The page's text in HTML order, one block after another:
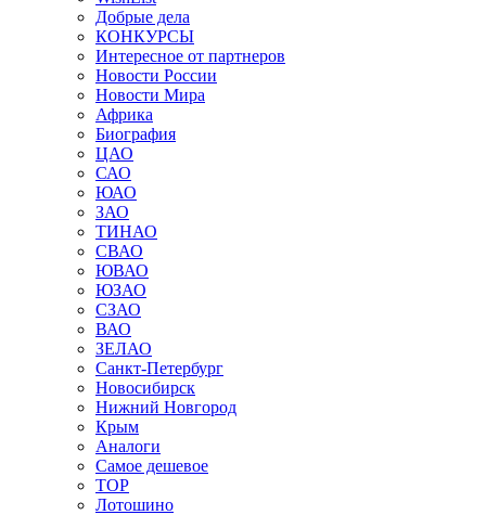
Добрые дела
КОНКУРСЫ
Интересное от партнеров
Новости России
Новости Мира
Африка
Биография
ЦАО
САО
ЮАО
ЗАО
ТИНАО
СВАО
ЮВАО
ЮЗАО
СЗАО
ВАО
ЗЕЛАО
Санкт-Петербург
Новосибирск
Нижний Новгород
Крым
Аналоги
Самое дешевое
TOP
Лотошино